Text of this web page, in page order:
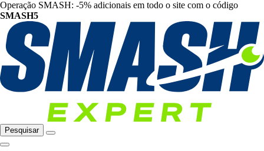
Operação SMASH: -5% adicionais em todo o site com o código
SMASH5
Pesquisar